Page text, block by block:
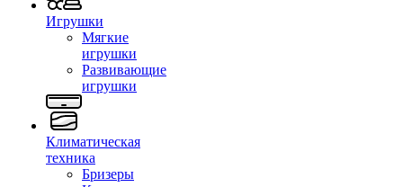
Игрушки
Мягкие
игрушки
Развивающие
игрушки
Климатическая
техника
Бризеры